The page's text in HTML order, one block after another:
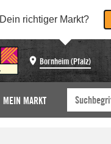
Dein richtiger Markt?
Bornheim (Pfalz)
MEIN MARKT